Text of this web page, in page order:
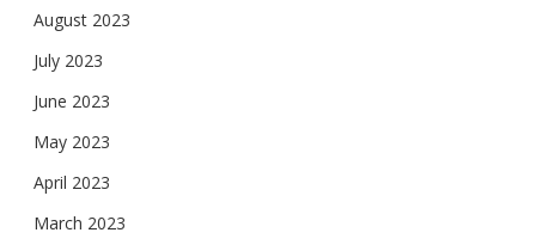
August 2023
July 2023
June 2023
May 2023
April 2023
March 2023